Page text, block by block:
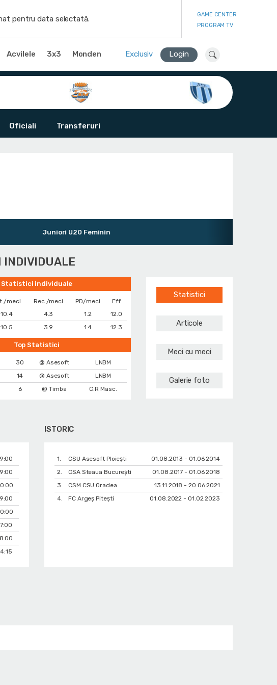
pentru data selectată.
GAME CENTER
PROGRAM TV
Acvilele 3x3 Monden Exclusiv Login
Oficiali Transferuri
Juniori U20 Feminin
INDIVIDUALE
Statistici individuale
meci Rec./meci PD/meci
Eff
10.4 4.3 1.2
12.0
10.5 3.9 1.4 12.3
Top Statistici
30 @ Asesoft
LNBM
14 @ Asesoft
LNBM
6 @ Timba C.R Masc.
Statistici
Articole
Meci cu meci
Galerie foto
ISTORIC
1. CSU Asesoft Ploiești
01.08.2013 - 01.06.2014
2.
CSA Steaua București
01.08.2017 - 01.06.2018
3.
CSM CSU Oradea
13.11.2018 - 20.06.2021
4.
FC Argeș Pitești 01.08.2022 - 01.02.2023